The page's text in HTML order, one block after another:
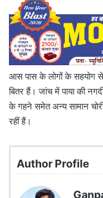
आस पास के लोगों के सहयोग से
बितर हैं। जांच में पाया की
के गहने समेत अन्य सामान
रहीं हैं।
Author Profile